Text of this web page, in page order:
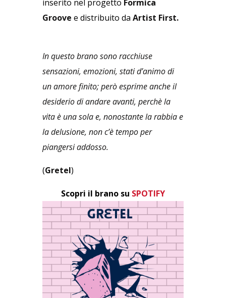
inserito nel progetto Formica
Groove e distribuito da Artist First.
In questo brano sono racchiuse
sensazioni, emozioni, stati d’animo di
un amore finito; però esprime anche il
desiderio di andare avanti, perchè la
vita è una sola e, nonostante la rabbia e
la delusione, non c’è tempo per
piangersi addosso.
(Gretel)
Scopri il brano su SPOTIFY